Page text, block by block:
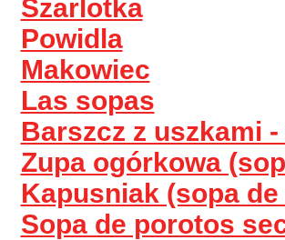
Szarlotka
Powidla
Makowiec
Las sopas
Barszcz z uszkami
Zupa ogórkowa
Kapusniak (sopa
Sopa de porotos